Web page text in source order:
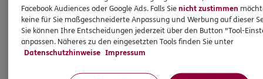
Weitere Kontaktmöglichkeiten
Facebook Audiences oder Google Ads. Falls Sienicht zustimmen
keine für Sie maßgeschneiderte Anpassung und Werbung auf dieser
Sie können Ihre Entscheidungen jederzeit über den Button "Tool-
anpassen. Näheres zu den eingesetzten Tools finden Sie unter
Datenschutzhinweise Impressum